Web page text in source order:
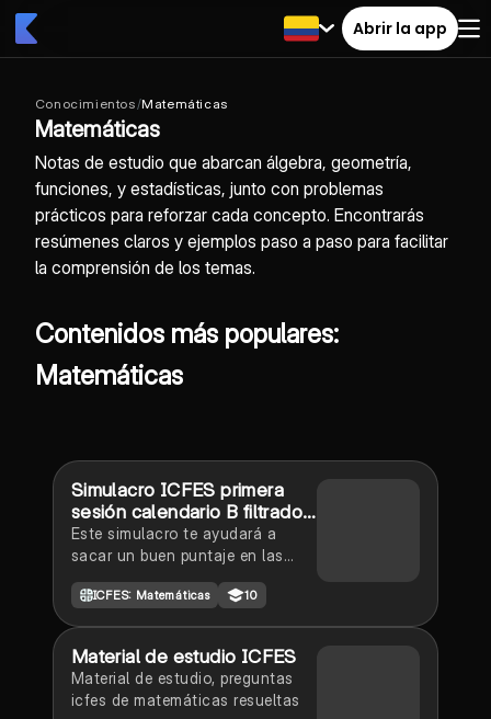
Abrir la app
Conocimientos/Matemáticas
Matemáticas
Notas de estudio que abarcan álgebra, geometría,
funciones, y estadísticas, junto con problemas
prácticos para reforzar cada concepto. Encontrarás
resúmenes claros y ejemplos paso a paso para facilitar
la comprensión de los temas.
Contenidos más populares:
Matemáticas
Simulacro ICFES primera
sesión calendario B filtrado
2025
Este simulacro te ayudará a
sacar un buen puntaje en las
Vamos por ese 500/500. Y poder
ser admitido en la universidad
que quieres y no la que te toque.
Vamos con toda para sacar un
buen puntaje.
ICFES: Matemáticas 10
Material de estudio ICFES
Material de estudio, preguntas
icfes de matemáticas resueltas